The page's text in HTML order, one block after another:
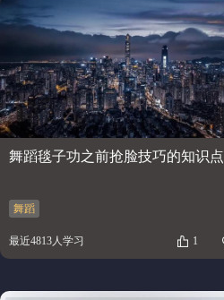
舞蹈毯子功之前抢脸技巧的知识点
舞蹈
最近4813人学习 1